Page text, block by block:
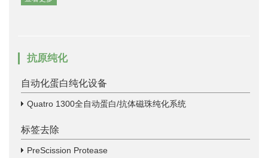
抗原纯化
自动化蛋白纯化设备
Quatro 1300全自动蛋白/抗体磁珠纯化系统
标签去除
PreScission Protease